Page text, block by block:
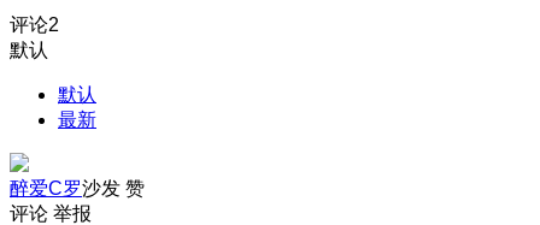
评论2
默认
默认
最新
醉爱C罗沙发 赞
评论 举报